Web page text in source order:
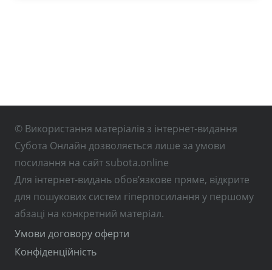
© Використання матеріалів з інтернет-видання
Субота Онлайн дозволяється лише за умови
посилання на сайт subota.online
Для інтернет-видань обов’язкове пряме, відкрите
для пошукових систем гіперпосилання у першому
абзаці на конкретний матеріал.
Умови договору оферти
Конфіденційність